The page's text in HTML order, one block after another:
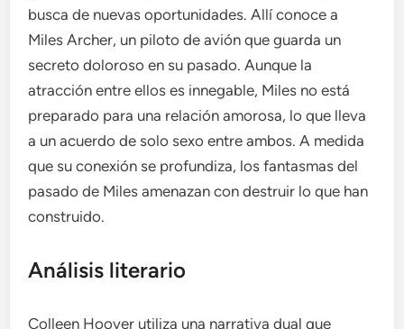
busca de nuevas oportunidades. Allí conoce a
Miles Archer, un piloto de avión que guarda un
secreto doloroso en su pasado. Aunque la
atracción entre ellos es innegable, Miles no está
preparado para una relación amorosa, lo que lleva
a un acuerdo de solo sexo entre ambos. A medida
que su conexión se profundiza, los fantasmas del
pasado de Miles amenazan con destruir lo que han
construido.
Análisis literario
Colleen Hoover utiliza una narrativa dual que